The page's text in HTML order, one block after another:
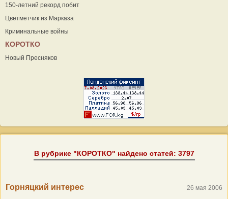
150-летний рекорд побит
Цветметчик из Марказа
Криминальные войны
КОРОТКО
Новый Пресняков
В рубрике "КОРОТКО" найдено статей: 3797
Горняцкий интерес 26 мая 2006